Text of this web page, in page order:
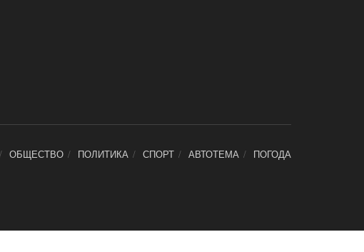
ОБЩЕСТВО ПОЛИТИКА СПОРТ АВТОТЕМА ПОГОДА